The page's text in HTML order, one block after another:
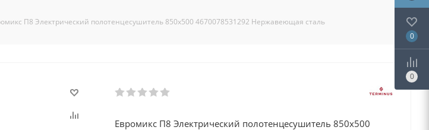
П8 Электрический полотенцесушитель 850х500 4670078531292 Нержавеющая сталь
Евромикс П8 Электрический полотенцесушитель 850х500
0
0